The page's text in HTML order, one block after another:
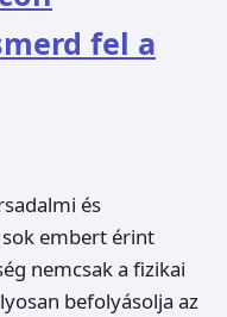
fel a
és
embert érint
nemcsak a fizikai
befolyásolja az